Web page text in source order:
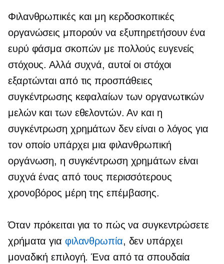
Φιλανθρωπικές και μη κερδοσκοπικές
οργανώσεις μπορούν να εξυπηρετήσουν ένα
ευρύ φάσμα σκοπών με πολλούς ευγενείς
στόχους. Αλλά συχνά, αυτοί οι στόχοι
εξαρτώνται από τις προσπάθειες
συγκέντρωσης κεφαλαίων των οργανωτικών
μελών και των εθελοντών. Αν και η
συγκέντρωση χρημάτων δεν είναι ο λόγος για
τον οποίο υπάρχει μια φιλανθρωπική
οργάνωση, η συγκέντρωση χρημάτων είναι
συχνά ένας από τους περισσότερους
χρονοβόρος μέρη της επέμβασης.
Όταν πρόκειται για το πώς να συγκεντρώσετε
χρήματα για φιλανθρωπία, δεν υπάρχει
μοναδική επιλογή. Ένα από τα σπουδαία